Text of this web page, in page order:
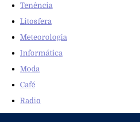
Tenência
Litosfera
Meteorologia
Informática
Moda
Café
Radio